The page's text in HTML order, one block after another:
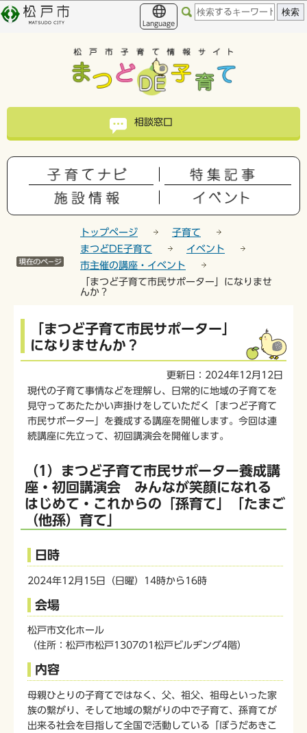
こ
の
す
このページの本文へ移動
Language
相談窓口
トップページ
子育て
まつどDE子育て
イベント
市主催の講座・イベント
「まつど子育て市民サポーター」になりませ
んか？
本
こ
ら
「まつど子育て市民サポーター」
になりませんか？
更新日：2024年12月12日
現代の子育て事情などを理解し、日常的に地域の子育てを
見守ってあたたかい声掛けをしていただく「まつど子育て
市民サポーター」を養成する講座を開催します。今回は連
続講座に先立って、初回講演会を開催します。
（1）まつど子育て市民サポーター養成講
座・初回講演会 みんなが笑顔になれる
はじめて・これからの「孫育て」「たまご
（他孫）育て」
日時
2024年12月15日（日曜）14時から16時
会場
松戸市文化ホール
（住所：松戸市松戸1307の1松戸ビルヂング4階）
内容
母親ひとりの子育てではなく、父、祖父、祖母といった家
族の繋がり、そして地域の繋がりの中で子育て、孫育てが
出来る社会を目指して全国で活動している「ぼうだあきこ